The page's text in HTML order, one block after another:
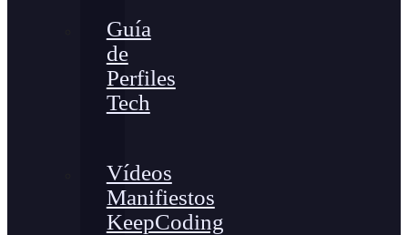
Guía
de
Perfiles
Tech
Vídeos
Manifiestos
KeepCoding